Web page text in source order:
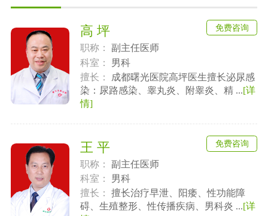
高 坪
职称：
副主任医师
科室：
男科
擅长：
成都曙光医院高坪医生擅长泌尿感
染：尿路感染、睾丸炎、附睾炎、精 ...[详
情]
免费咨询
王 平
职称：
副主任医师
科室：
男科
擅长：
擅长治疗早泄、阳痿、性功能障
碍、生殖整形、性传播疾病、男科炎 ...[详
免费咨询